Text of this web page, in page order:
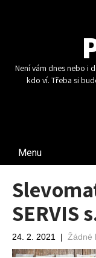
Není vám dnes nebo i
kdo ví. Třeba si
Menu
SERVIS
24. 2. 2021 | Žádné